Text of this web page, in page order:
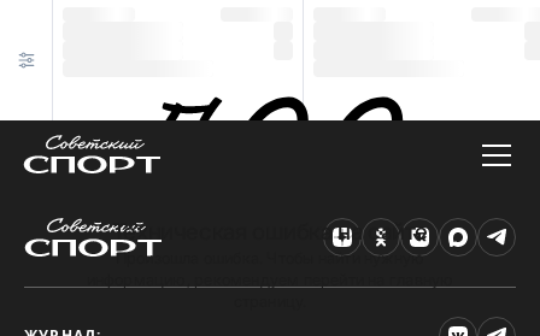
Техническая ошибка на сайте
Произошла ошибка. Чтобы найти нужную